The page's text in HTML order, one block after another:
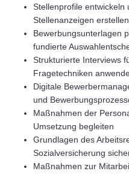
Stellenprofile
Stellenanzeigen erstellen
Bewerbungsunterlagen
fundierte
Strukturierte Interviews
Fragetechniken
Digitale
und
Maßnahmen der
Umsetzung begleiten
Grundlagen des
Sozialversicherung
Maßnahmen zur